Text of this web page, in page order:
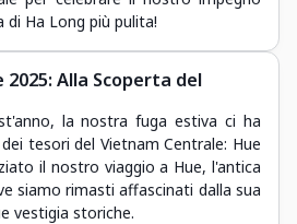
di Ha Long più pulita!
2025: Alla Scoperta del
la nostra fuga estiva ci ha
tesori del Vietnam Centrale: Hue
il nostro viaggio a Hue, l'antica
siamo rimasti affascinati dalla sua
vestigia storiche.